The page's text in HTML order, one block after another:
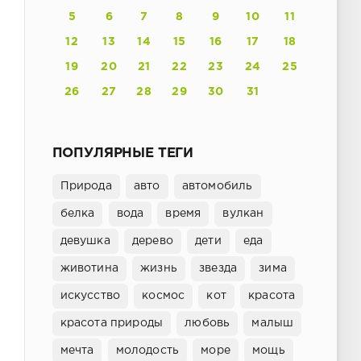
5 6 7 8 9 10 11
12 13 14 15 16 17 18
19 20 21 22 23 24 25
26 27 28 29 30 31
ПОПУЛЯРНЫЕ ТЕГИ
Природа авто автомобиль
белка вода время вулкан
девушка дерево дети еда
животина жизнь звезда зима
искусство космос кот красота
красота природы любовь малыш
мечта молодость море мощь